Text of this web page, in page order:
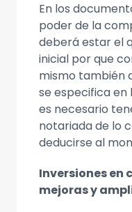
En los
poder de la
deberá estar el
inicial por que
mismo también
se especifica en
es necesario
notariada de lo
deducirse al
Inversiones en
mejoras y